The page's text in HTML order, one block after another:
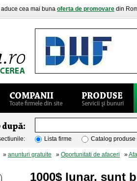
cea mai buna oferta de promovare din
Lista firme Catalog produse
» anunturi gratuite » Oportunitati de afaceri »
1000$ lunar, sunt